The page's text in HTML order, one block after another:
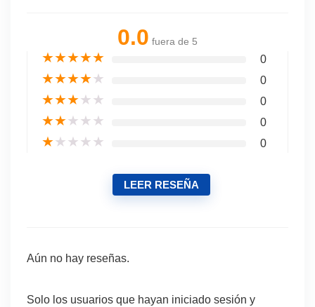
0.0 fuera de 5
★★★★★ 0
★★★★★ 0
★★★★★ 0
★★★★★ 0
★★★★★ 0
LEER RESEÑA
Aún no hay reseñas.
Solo los usuarios que hayan iniciado sesión y